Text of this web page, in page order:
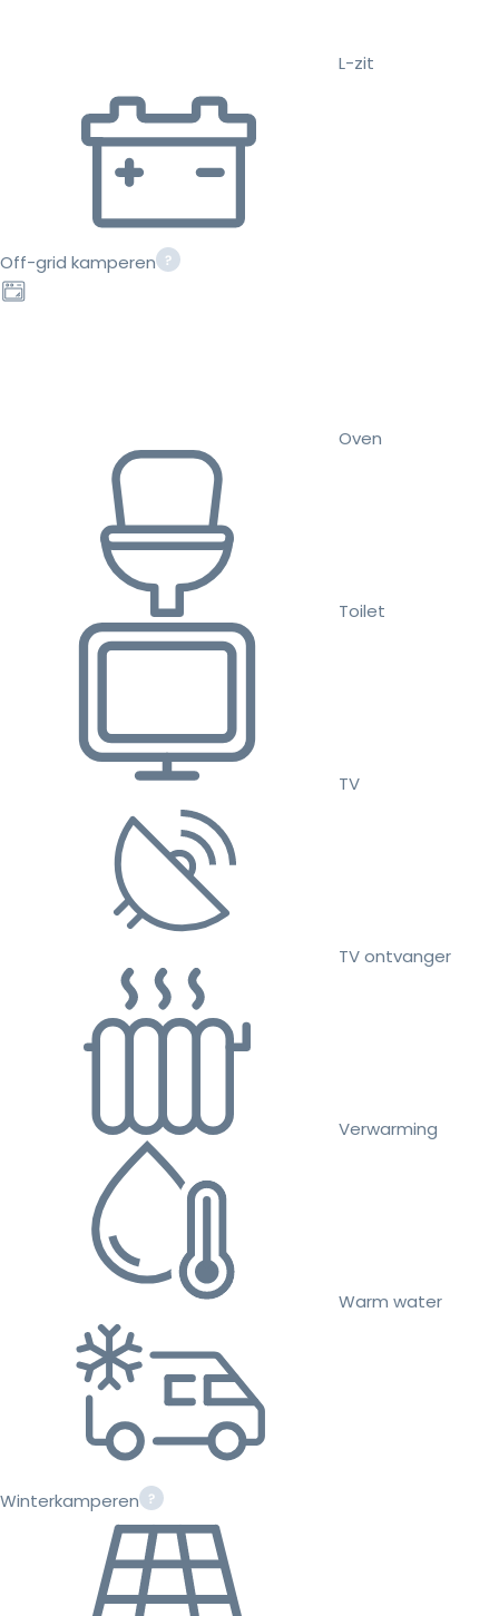
L-zit
Off-grid kamperen
Oven
Toilet
TV
TV ontvanger
Verwarming
Warm water
Winterkamperen